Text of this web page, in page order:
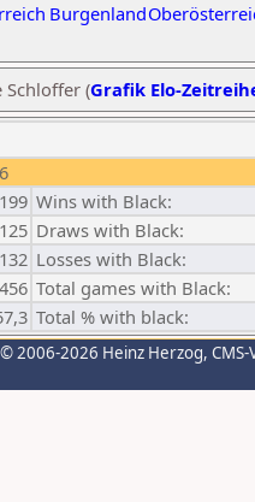
Burgenland
Schloffer (Grafik Elo-
199 Wins with Black:
125 Draws with Black:
132 Losses with Black:
456 Total games with Black:
Total % with black:
© 2006-2026 Heinz Herzog,